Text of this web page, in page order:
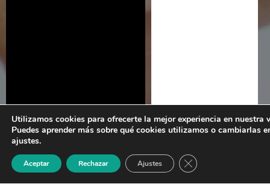
Utilizamos cookies para ofrecerte la mejor experiencia en nuestra
Puedes aprender más sobre qué cookies utilizamos o cambiarlas
ajustes.
Aceptar Rechazar Ajustes Cerrar el banner de